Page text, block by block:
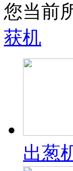
您当前
获机
出葱